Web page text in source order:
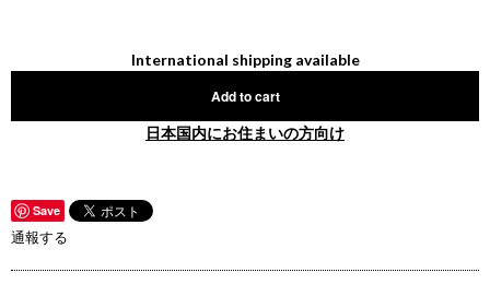
International shipping available
Add to cart
日本国内にお住まいの方向け
Save
通報する